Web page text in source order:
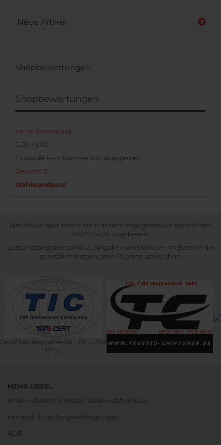
Neue Artikel
Shopbewertungen
Shopbewertungen
keine Bewertung
0.00 / 5.00
Es wurde kein Kommentar abgegeben
Gesamt: 0
stahlwandpool
Alle Artikel sind sofern nicht anders angegeben im Bereich der
StVZO nicht zugelassen.
Leistungsangaben sind ca. Angaben und können im Bereich der
gesetzlich festgelegten Toleranz abweichen.
Zertifikat-Registrier-Nr.: TIC 15 102
17101
MEHR ÜBER...
Widerrufsrecht & Muster-Widerrufsformular
Versand- & Zahlungsbedingungen
AGB